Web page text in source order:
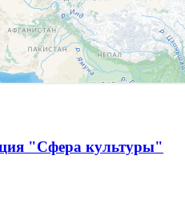
"Сфера культуры"